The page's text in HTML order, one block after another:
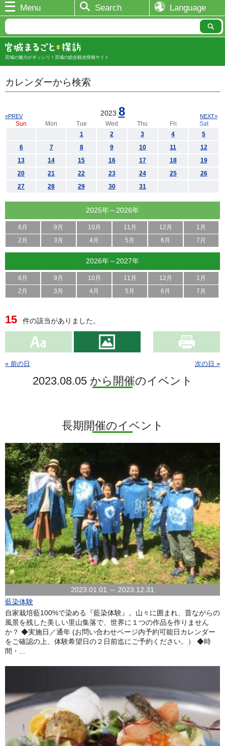
Menu Search Language
宮城の魅力がギッシリ！宮城の総合観光情報サイト
カレンダーから検索
2023. 8
«PREV NEXT»
Sun Mon Tue Wed Thu Fri
Sat
1
2 3 4
5
6
7 8 9 10 11
12
13
14 15 16 17 18
19
20
21 22 23 24 25
26
27
28 29 30 31
2025年～2026年
8月 9月 10月 11月 12月
1月
2月
3月 4月 5月 6月 7月
2026年～2027年
8月 9月 10月 11月 12月
1月
2月
3月 4月 5月 6月 7月
15 件の該当がありました。
« 前の日 次の日 »
2023.08.05 から開催のイベント
長期開催のイベント
2023.01.01 ～ 2023.12.31
藍染体験
自家栽培藍100%で染める『藍染体験』。山々に囲まれ、昔ながらの
風景を残した美しい里山集落で、世界に１つの作品を作りません
か？ ◆実施日／通年 (お問い合わせページ内予約可能日カレンダー
をご確認の上、体験希望日の２日前迄にご予約ください。） ◆時
間・...